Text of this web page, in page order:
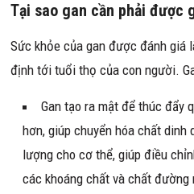
Tại sao gan cần phải được
Sức khỏe của gan được đánh giá
định tới tuổi thọ của con người.
Gan tạo ra mật để thúc đẩy
hơn, giúp chuyển hóa chất
lượng cho cơ thể, giúp điều
các khoáng chất và chất đường